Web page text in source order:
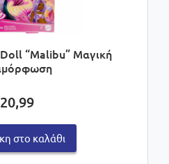
“Malibu” Μαγική
20,99
στο καλάθι